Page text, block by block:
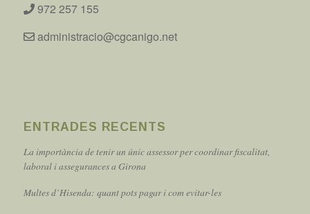
972 257 155
administracio@cgcanigo.net
ENTRADES RECENTS
La importància de tenir un únic assessor per coordinar fiscalitat,
laboral i assegurances a Girona
Multes d’Hisenda: quant pots pagar i com evitar-les